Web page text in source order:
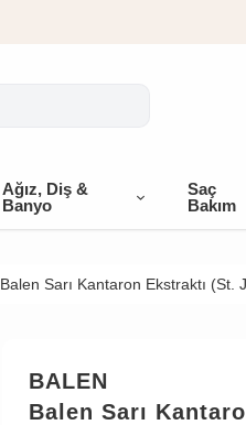
Ağız, Diş &
Banyo
Saç
Bakım
Balen Sarı Kantaron Ekstraktı
BALEN
Balen Sarı